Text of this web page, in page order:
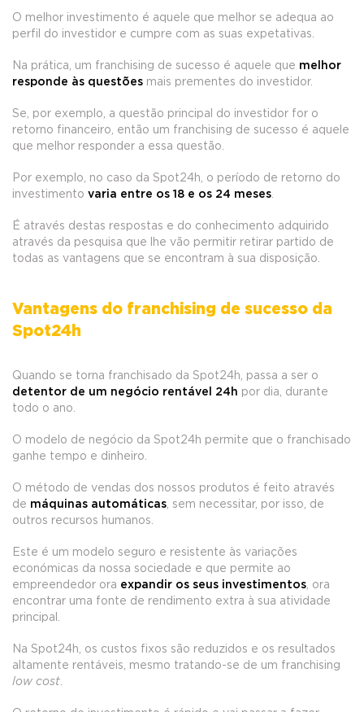
O melhor investimento é aquele que melhor se adequa ao
perfil do investidor e cumpre com as suas expetativas.
Na prática, um franchising de sucesso é aquele que melhor
responde às questões mais prementes do investidor.
Se, por exemplo, a questão principal do investidor for o
retorno financeiro, então um franchising de sucesso é aquele
que melhor responder a essa questão.
Por exemplo, no caso da Spot24h, o período de retorno do
investimento varia entre os 18 e os 24 meses
É através destas respostas e do conhecimento adquirido
através da pesquisa que lhe vão permitir retirar partido de
todas as vantagens que se encontram à sua disposição.
Vantagens do franchising de sucesso da
Spot24h
Quando se torna franchisado da Spot24h, passa a ser o
detentor de um negócio rentável 24h por dia, durante
todo o ano.
O modelo de negócio da Spot24h permite que o franchisado
ganhe tempo e dinheiro.
O método de vendas dos nossos produtos é feito através
de máquinas automáticas , sem necessitar, por isso, de
outros recursos humanos.
Este é um modelo seguro e resistente às variações
económicas da nossa sociedade e que permite ao
empreendedor ora expandir os seus investimentos , ora
encontrar uma fonte de rendimento extra à sua atividade
principal.
Na Spot24h, os custos fixos são reduzidos e os resultados
altamente rentáveis, mesmo tratando-se de um franchising
low cost